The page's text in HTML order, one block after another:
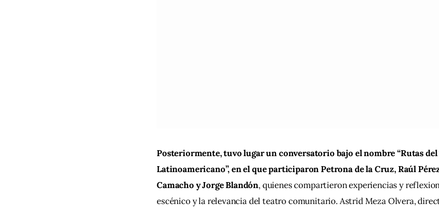
Posteriormente, tuvo lugar un conversatorio bajo el nombre “Rutas del
Latinoamericano”, en el que participaron Petrona de la Cruz, Raúl
Camacho y Jorge Blandón, quienes compartieron experiencias y
escénico y la relevancia del teatro comunitario. Astrid Meza Olvera,